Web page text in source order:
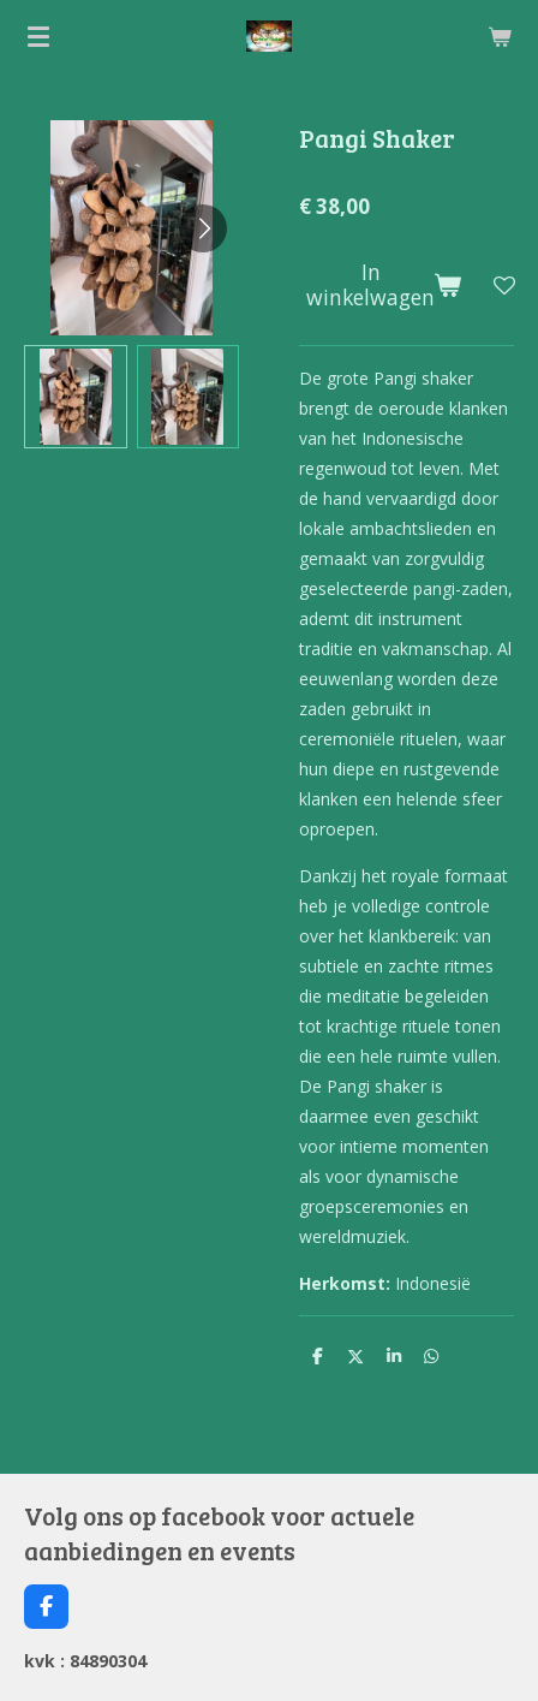
Ga
hoofdinhoud
Pangi Shaker
€ 38,00
In
winkelwagen
De grote Pangi shaker
brengt de oeroude klanken
van het Indonesische
regenwoud tot leven. Met
de hand vervaardigd door
lokale ambachtslieden en
gemaakt van zorgvuldig
geselecteerde pangi-zaden,
ademt dit instrument
traditie en vakmanschap. Al
eeuwenlang worden deze
zaden gebruikt in
ceremoniële rituelen, waar
hun diepe en rustgevende
klanken een helende sfeer
oproepen.
Dankzij het royale formaat
heb je volledige controle
over het klankbereik: van
subtiele en zachte ritmes
die meditatie begeleiden
tot krachtige rituele tonen
die een hele ruimte vullen.
De Pangi shaker is
daarmee even geschikt
voor intieme momenten
als voor dynamische
groepsceremonies en
wereldmuziek.
Herkomst: Indonesië
D
D
S
D
Volg ons op facebook voor actuele
aanbiedingen en events
F
a
c
e
kvk : 84890304